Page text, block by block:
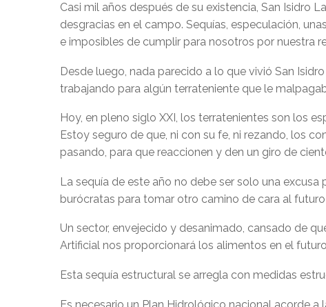
Casi mil años después de su existencia, San Isidro
desgracias en el campo. Sequías, especulación,
e imposibles de cumplir para nosotros por nuestra
Desde luego, nada parecido a lo que vivió San
trabajando para algún terrateniente que le
Hoy, en pleno siglo XXI, los terratenientes son los
Estoy seguro de que, ni con su fe, ni rezando, los
pasando, para que reaccionen y den un giro de
La sequía de este año no debe ser solo una
burócratas para tomar otro camino de cara al
Un sector, envejecido y desanimado, cansado de
Artificial nos proporcionará los alimentos en el
Esta sequía estructural se arregla con medidas
Es necesario un Plan Hidrológico nacional acorde